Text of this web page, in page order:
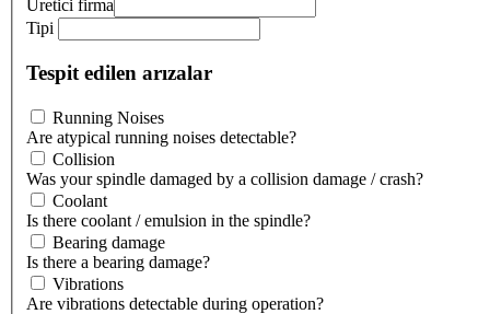
Üretici firma
Tipi
Tespit edilen arızalar
Running Noises
Are atypical running noises detectable?
Collision
Was your spindle damaged by a collision damage / crash?
Coolant
Is there coolant / emulsion in the spindle?
Bearing damage
Is there a bearing damage?
Vibrations
Are vibrations detectable during operation?